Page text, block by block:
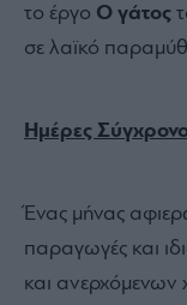
το έργο Ο γάτος
σε λαϊκό
Ημέρες
Ένας μήνας
παραγωγές και
και